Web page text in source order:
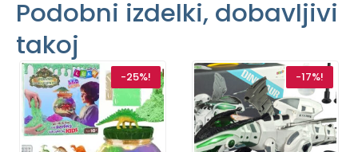
Podobni izdelki, dobavljivi
takoj
-25%! -17%!